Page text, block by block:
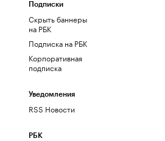
Подписки
Скрыть баннеры
на РБК
Подписка на РБК
Корпоративная
подписка
Уведомления
RSS Новости
РБК